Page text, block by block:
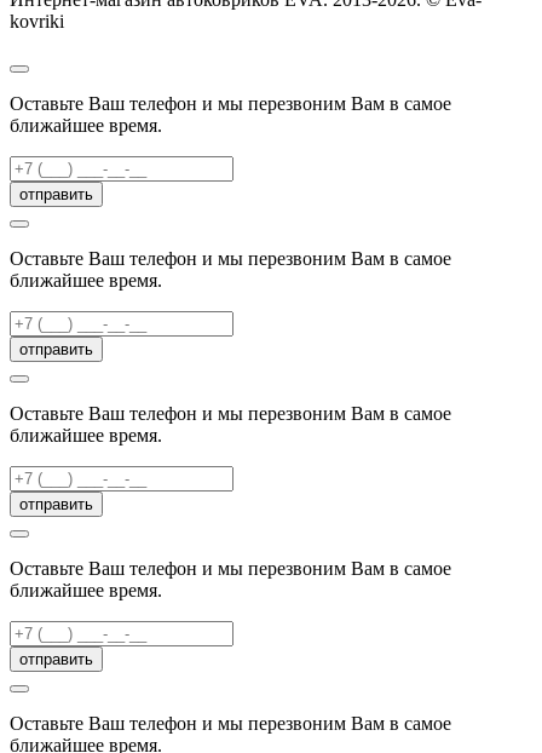
kovriki
Оставьте Ваш телефон и мы перезвоним Вам в самое
ближайшее время.
отправить
Оставьте Ваш телефон и мы перезвоним Вам в самое
ближайшее время.
отправить
Оставьте Ваш телефон и мы перезвоним Вам в самое
ближайшее время.
отправить
Оставьте Ваш телефон и мы перезвоним Вам в самое
ближайшее время.
отправить
Оставьте Ваш телефон и мы перезвоним Вам в самое
ближайшее время.